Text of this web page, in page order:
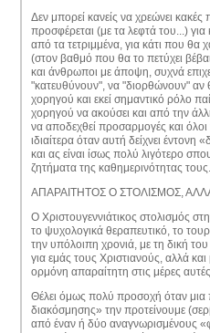
Δεν μπορεί κανείς να χρεώνει κακές
προσφέρεται (με τα λεφτά του...) για
από τα τετριμμένα, για κάτι που θα
(στον βαθμό που θα το πετύχει
και άνθρωποι με άποψη, συχνά
"κατευθύνουν", να "διορθώνουν" αν
χορηγού και εκεί σημαντικό ρόλο
χορηγού να ακούσει και από την
να αποδεχθεί προσαρμογές και
ιδιαίτερα όταν αυτή δείχνει
και ας είναι ίσως πολύ λιγότερο
ζητήματα της καθημερινότητας
ΑΠΑΡΑΙΤΗΤΟΣ Ο ΣΤΟΛΙΣΜΟΣ,
Ο Χριστουγεννιάτικος στολισμός
το ψυχολογικά θεραπευτικό, το
την υπόλοιπη χρονιά, με τη δική
για εμάς τους Χριστιανούς, αλλά
ορμόνη απαραίτητη στις μέρες
Θέλει όμως πολύ προσοχή όταν μια
διακόσμησης» την προτείνουμε
από έναν ή δύο αναγνωρισμένους